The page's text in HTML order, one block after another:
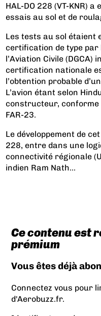
HAL-DO 228 (VT-KNR)
essais au sol et de
Les tests au sol étaient
certification de type par
l’Aviation Civile (DGCA)
certification nationale
l’obtention probable
L’avion étant selon
constructeur,
FAR-23.
Le développement de
228, entre dans une
connectivité régionale
indien Ram Nath...
Ce contenu est
prémium
Vous êtes déjà
Connectez vous pour
d'Aerobuzz.fr.